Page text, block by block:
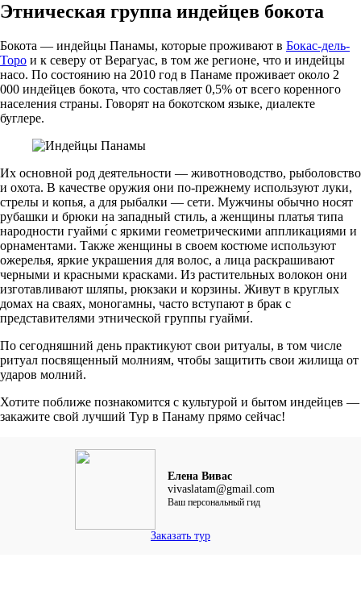
Этническая группа индейцев бокота
Бокота — индейцы Панамы, которые проживают в Бокас-дель-
Торо и к северу от Верагуас, в том же регионе, что и индейцы
насо. По состоянию на 2010 год в Панаме проживает около 2
000 индейцев бокота, что составляет 0,5% от всего коренного
населения страны. Говорят на бокотском языке, диалекте
буглере.
Их основной род деятельности — животноводство, рыболовство
и охота. В качестве оружия они по-прежнему используют луки,
стрелы и копья, а для рыбалки — сети. Мужчины обычно носят
рубашки и брюки на западный стиль, а женщины платья типа
народности гуайми́ с яркими геометрическими аппликациями и
орнаментами. Также женщины в своем костюме используют
ожерелья, яркие украшения для волос, а лица раскрашивают
черными и красными красками. Из растительных волокон они
изготавливают шляпы, рюкзаки и корзины. Живут в круглых
домах на сваях, моногамны, часто вступают в брак с
представителями этнической группы гуайми́.
По сегодняшний день практикуют свои ритуалы, в том числе
ритуал посвященный молниям, чтобы защитить свои жилища от
ударов молний.
Хотите поближе познакомится с культурой и бытом индейцев —
закажите свой лучший Тур в Панаму прямо сейчас!
Елена Вивас
vivaslatam@gmail.com
Ваш персональный гид
Заказать тур